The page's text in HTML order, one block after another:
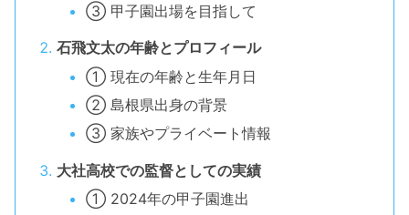
③ 甲子園出場を目指して
石飛文太の年齢とプロフィール
① 現在の年齢と生年月日
② 島根県出身の背景
③ 家族やプライベート情報
大社高校での監督としての実績
① 2024年の甲子園進出